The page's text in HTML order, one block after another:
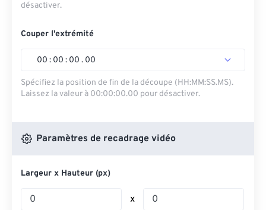
désactiver.
Couper l'extrémité
00 : 00 : 00 . 00
Spécifiez la position de fin de la découpe (HH:MM:SS.MS).
Laissez la valeur à 00:00:00.00 pour désactiver.
Paramètres de recadrage vidéo
Largeur x Hauteur (px)
x